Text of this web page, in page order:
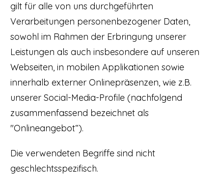
gilt für alle von uns durchgeführten
Verarbeitungen personenbezogener Daten,
sowohl im Rahmen der Erbringung unserer
Leistungen als auch insbesondere auf unseren
Webseiten, in mobilen Applikationen sowie
innerhalb externer Onlinepräsenzen, wie z.B.
unserer Social-Media-Profile (nachfolgend
zusammenfassend bezeichnet als
"Onlineangebot“).
Die verwendeten Begriffe sind nicht
geschlechtsspezifisch.